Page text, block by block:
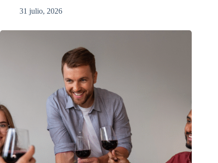
31 julio, 2026